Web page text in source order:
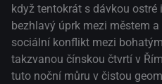
když tentokrát s dávkou ostré
bezhlavý úprk mezi městem
sociální konflikt mezi
takzvanou čínskou čtvrtí v
tuto noční můru v čistou